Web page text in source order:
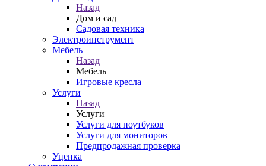
Назад
Дом и сад
Садовая техника
Электроинструмент
Мебель
Назад
Мебель
Игровые кресла
Услуги
Назад
Услуги
Услуги для ноутбуков
Услуги для мониторов
Предпродажная проверка
Уценка